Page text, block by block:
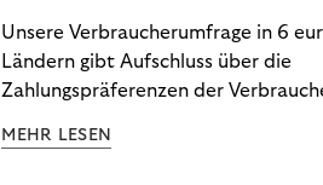
Unsere Verbraucherumfrage in 6
Ländern gibt Aufschluss über die
Zahlungspräferenzen der
Ergebnisse, um zu erfahren, wie Sie
MEHR LESEN